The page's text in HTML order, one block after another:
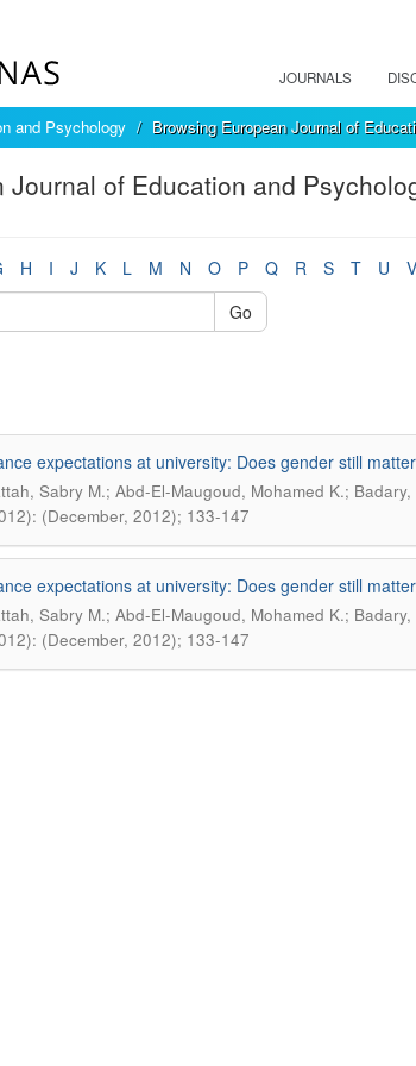
JOURNALS
and Psychology Browsing European Journal of
Journal of Education and
H I J K L M N O P Q R S T U V
Go
expectations at university: Does gender still
Sabry M.; Abd-El-Maugoud, Mohamed K.; Badary,
(December, 2012); 133-147
expectations at university: Does gender still
Sabry M.; Abd-El-Maugoud, Mohamed K.; Badary,
(December, 2012); 133-147